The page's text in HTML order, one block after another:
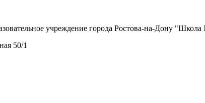
учреждение города Ростова-на-Дону
50/1